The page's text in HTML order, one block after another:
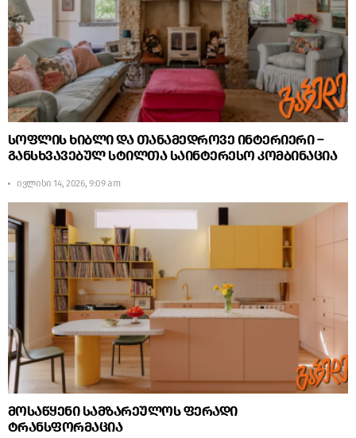
სოფლის ხიბლი და თანამედროვე ინტერიერი –
განსხვავებულ სტილთა საინტერესო კომბინაცია
ივლისი 14, 2026, 9:09 am
მოსაწყენი სამზარეულოს ფერადი
ტრანსფორმაცია